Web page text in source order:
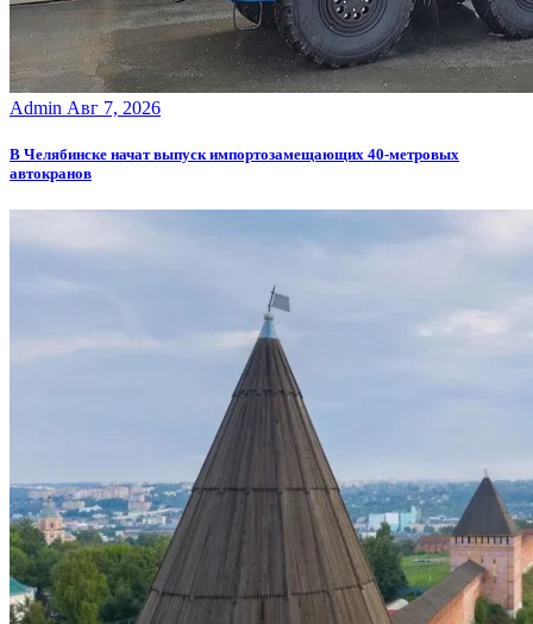
Admin Авг 7, 2026
В Челябинске начат выпуск импортозамещающих 40-метровых
автокранов